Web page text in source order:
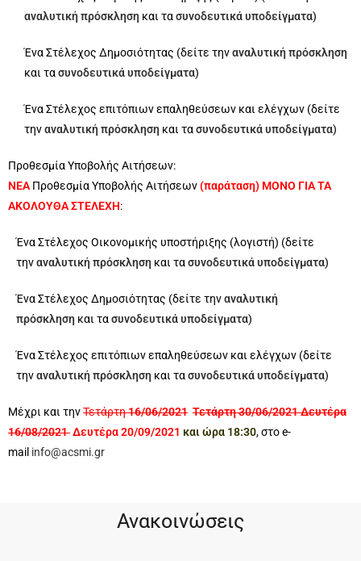
αναλυτική πρόσκληση και τασυνοδευτικά υποδείγματα)
Ένα Στέλεχος Δημοσιότητας (δείτε τηναναλυτική πρόσκληση
και τασυνοδευτικά υποδείγματα)
Ένα Στέλεχος επιτόπιων επαληθεύσεων και ελέγχων (δείτε
τηναναλυτική πρόσκληση και τασυνοδευτικά υποδείγματα)
Προθεσμία Υποβολής Αιτήσεων:
ΝΕΑ Προθεσμία Υποβολής Αιτήσεων(παράταση) ΜΟΝΟ ΓΙΑ ΤΑ
ΑΚΟΛΟΥΘΑ ΣΤΕΛΕΧΗ:
Ένα Στέλεχος Οικονομικής υποστήριξης (λογιστή) (δείτε
τηναναλυτική πρόσκληση και τασυνοδευτικά υποδείγματα)
Ένα Στέλεχος Δημοσιότητας (δείτε τηναναλυτική
πρόσκληση και τασυνοδευτικά υποδείγματα)
Ένα Στέλεχος επιτόπιων επαληθεύσεων και ελέγχων (δείτε
τηναναλυτική πρόσκληση και τασυνοδευτικά υποδείγματα)
Μέχρι και τηνΤετάρτη16/06/2021 Τετάρτη 30/06/2021 Δευτέρα
16/08/2021Δευτέρα 20/09/2021 και ώρα 18:30, στο e-
mail info@acsmi.gr
Ανακοινώσεις